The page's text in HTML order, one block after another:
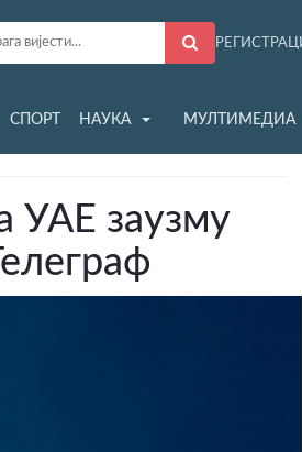
СПОРТ НАУКА МУЛТИМЕДИА
УАЕ заузму